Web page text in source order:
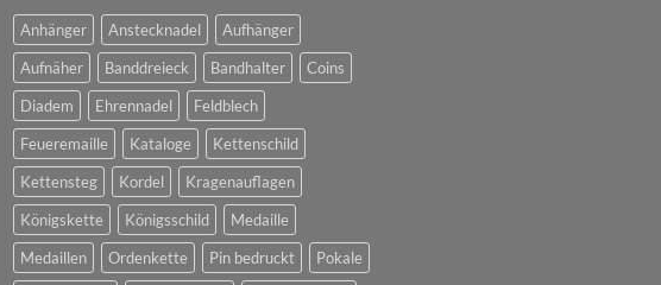
Anhänger Anstecknadel
Aufhänger
Aufnäher
Banddreieck Bandhalter
Coins
Diadem
Ehrennadel
Feldblech
Feueremaille
Kataloge
Kettenschild
Kettensteg
Kordel
Kragenauflagen
Königskette
Königsschild
Medaille
Medaillen
Ordenkette Pin bedruckt
Pokale